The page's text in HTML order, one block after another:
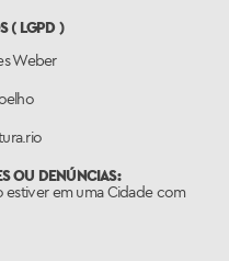
( LGPD )
Weber
OU DENÚNCIAS:
estiver em uma Cidade com